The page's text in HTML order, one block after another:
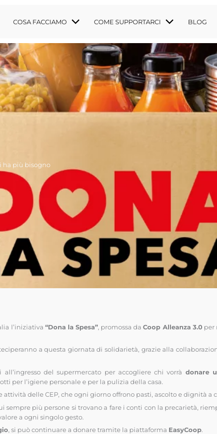
PUBBLICI
COSA FACCIAMO COME SUPPORTARCI
FISCALI
BLOG
ha più bisogno
l’iniziativa “Dona la Spesa”, promossa daCoop Alleanza 3.0per
a questa giornata di solidarietà, grazie alla
del supermercato per accogliere chi vorrà donare
per l’igiene personale e per la pulizia della casa.
attività delle CEP, che ogni giorno offrono pasti, ascolto e dignità
sempre più persone si trovano a fare i conti con la precarietà,
a ogni singolo gesto.
, si può continuare a donare tramite la piattaforma EasyCoop.